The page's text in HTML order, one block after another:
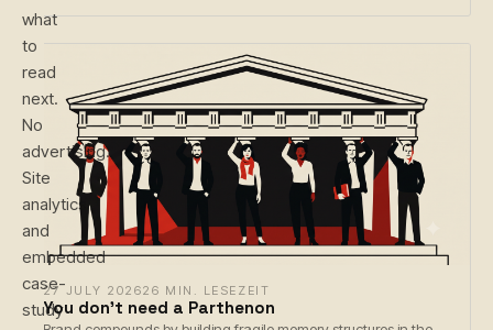
27 JULY 202626 MIN. LESEZEIT
You don't need a Parthenon
what
to
read
next.
No
advertising.
Site
analytics
and
embedded
case-
study